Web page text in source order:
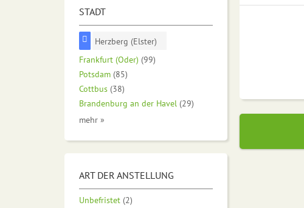
STADT
Herzberg (Elster)
Frankfurt (Oder) (99)
Potsdam (85)
Cottbus (38)
Brandenburg an der Havel (29)
mehr »
ART DER ANSTELLUNG
Unbefristet (2)